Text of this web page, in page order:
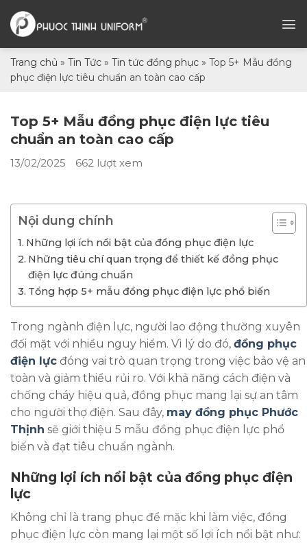
đến
dungTrang chủ » Tin Tức » Tin tức đồng phục » Top 5+ Mẫu đồng
phục điện lực tiêu chuẩn an toàn cao cấp
Top 5+ Mẫu đồng phục điện lực tiêu
chuẩn an toàn cao cấp
13/02/2025 662 lượt xem
Nội dung chính
Những lợi ích nổi bật của đồng phục điện lực
Những tiêu chí quan trọng để thiết kế đồng phục
điện lực đúng chuẩn
Tổng hợp 5+ mẫu đồng phục điện lực phổ biến
Trong ngành điện lực, người lao động thường xuyên
đối mặt với nhiều nguy hiểm. Vì lý do đó, đồng phục
điện lực đóng vai trò quan trọng trong việc bảo vệ an
toàn và giảm thiểu rủi ro. Với khả năng cách điện và
chống cháy hiệu quả, đồng phục mang lại sự an tâm
cho người thợ điện. Sau đây, may đồng phục Phước
Thịnh sẽ giới thiệu 5 mẫu đồng phục điện lực phổ
biến và đạt tiêu chuẩn ngành.
Những lợi ích nổi bật của đồng phục điện
lực
Không chỉ là trang phục để mặc khi làm việc, đồng
phục điện lực còn mang lại một số lợi ích nổi bật như: